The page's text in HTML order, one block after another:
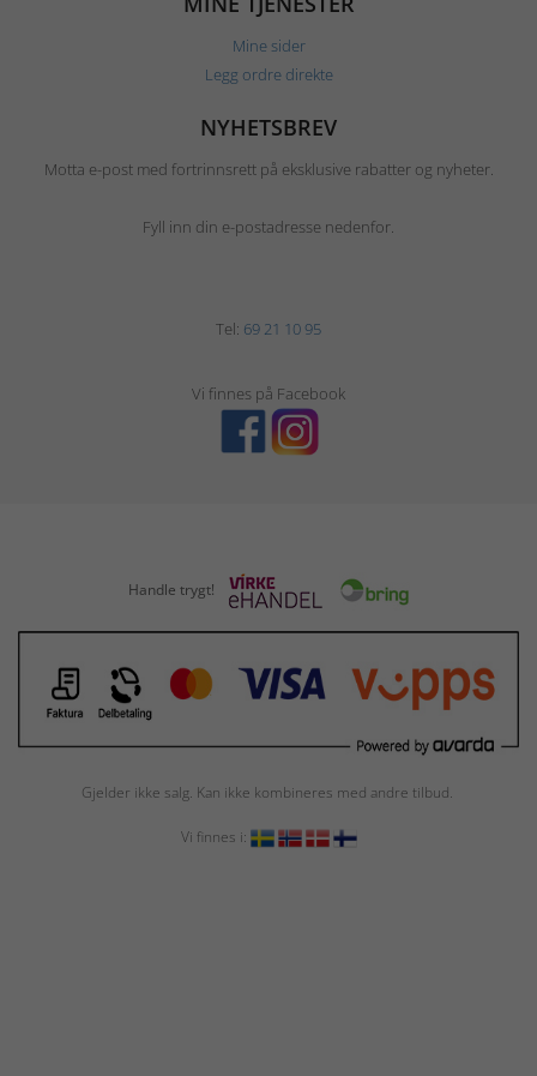
Mine sider
Legg ordre direkte
NYHETSBREV
Motta e-post med fortrinnsrett på eksklusive rabatter og nyheter.
Fyll inn din e-postadresse nedenfor.
Tel: 69 21 10 95
Vi finnes på Facebook
Handle trygt!
Gjelder ikke salg. Kan ikke kombineres med andre tilbud.
Vi finnes i: